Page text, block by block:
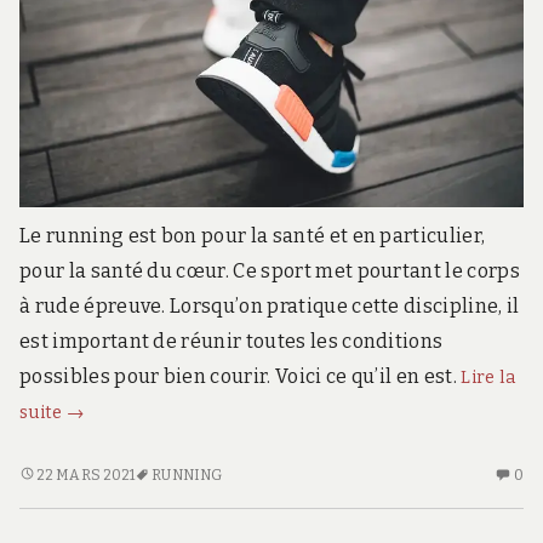
s
.
f
Le running est bon pour la santé et en particulier,
pour la santé du cœur. Ce sport met pourtant le corps
à rude épreuve. Lorsqu’on pratique cette discipline, il
est important de réunir toutes les conditions
possibles pour bien courir. Voici ce qu’il en est.Lire la
suite Les
conditions
pour
→
LES22 MARS 2021 RUNNING 0